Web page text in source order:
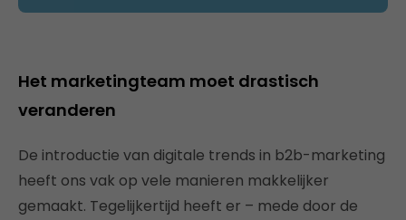
Het marketingteam moet drastisch
veranderen
De introductie van digitale trends in b2b-marketing
heeft ons vak op vele manieren makkelijker
gemaakt. Tegelijkertijd heeft er – mede door de